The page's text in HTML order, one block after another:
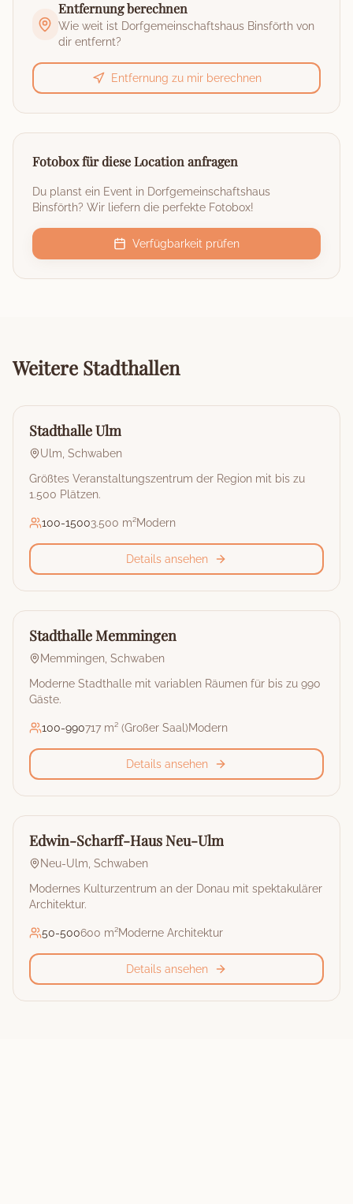
Entfernung berechnen
Wie weit ist Dorfgemeinschaftshaus Binsförthvon
dir entfernt?
Entfernung zu mir berechnen
Fotobox für diese Location anfragen
Du planst ein Event in Dorfgemeinschaftshaus
Binsförth? Wir liefern die perfekte Fotobox!
Verfügbarkeit prüfen
Weitere Stadthallen
🏰
Stadthalle
Stadthalle Ulm
Ulm Schwaben
Größtes Veranstaltungszentrum der Region mit bis zu
1.500 Plätzen.
100-15003.500 m²Modern
Details ansehen
🏰
Stadthalle
Stadthalle Memmingen
Memmingen Schwaben
Moderne Stadthalle mit variablen Räumen für bis zu 990
Gäste.
100-990717 m² (Großer Saal)Modern
Details ansehen
🏰
Stadthalle
Edwin-Scharff-Haus Neu-Ulm
Neu-Ulm Schwaben
Modernes Kulturzentrum an der Donau mit spektakulärer
Architektur.
50-500600 m²Moderne Architektur
Details ansehen